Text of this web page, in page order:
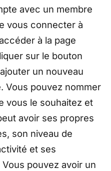
avec un membre
vous connecter à
à la page
sur le bouton
un nouveau
Vous pouvez nommer
vous le souhaitez et
avoir ses propres
son niveau de
et ses
pouvez avoir un